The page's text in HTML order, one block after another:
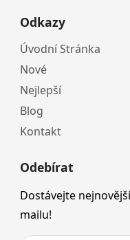
Odkazy
Úvodní Stránka
Nové
Nejlepší
Blog
Kontakt
Odebírat
Dostávejte
mailu!